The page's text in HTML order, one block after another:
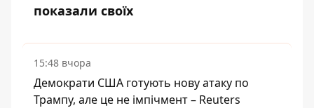
показали своїх
15:48 вчора
Демократи США готують нову атаку по
Трампу, але це не імпічмент – Reuters